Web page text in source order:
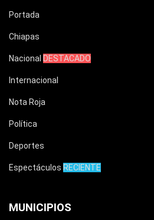
Portada
Chiapas
Nacional DESTACADO
Internacional
Nota Roja
Política
Deportes
Espectáculos RECIENTE
MUNICIPIOS